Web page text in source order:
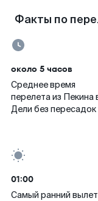
Факты по
около 5 часов
Среднее время
перелета из Пекина
Дели без пересадок
01:00
Самый ранний вылет